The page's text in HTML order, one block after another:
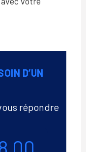
D’UN
répondre